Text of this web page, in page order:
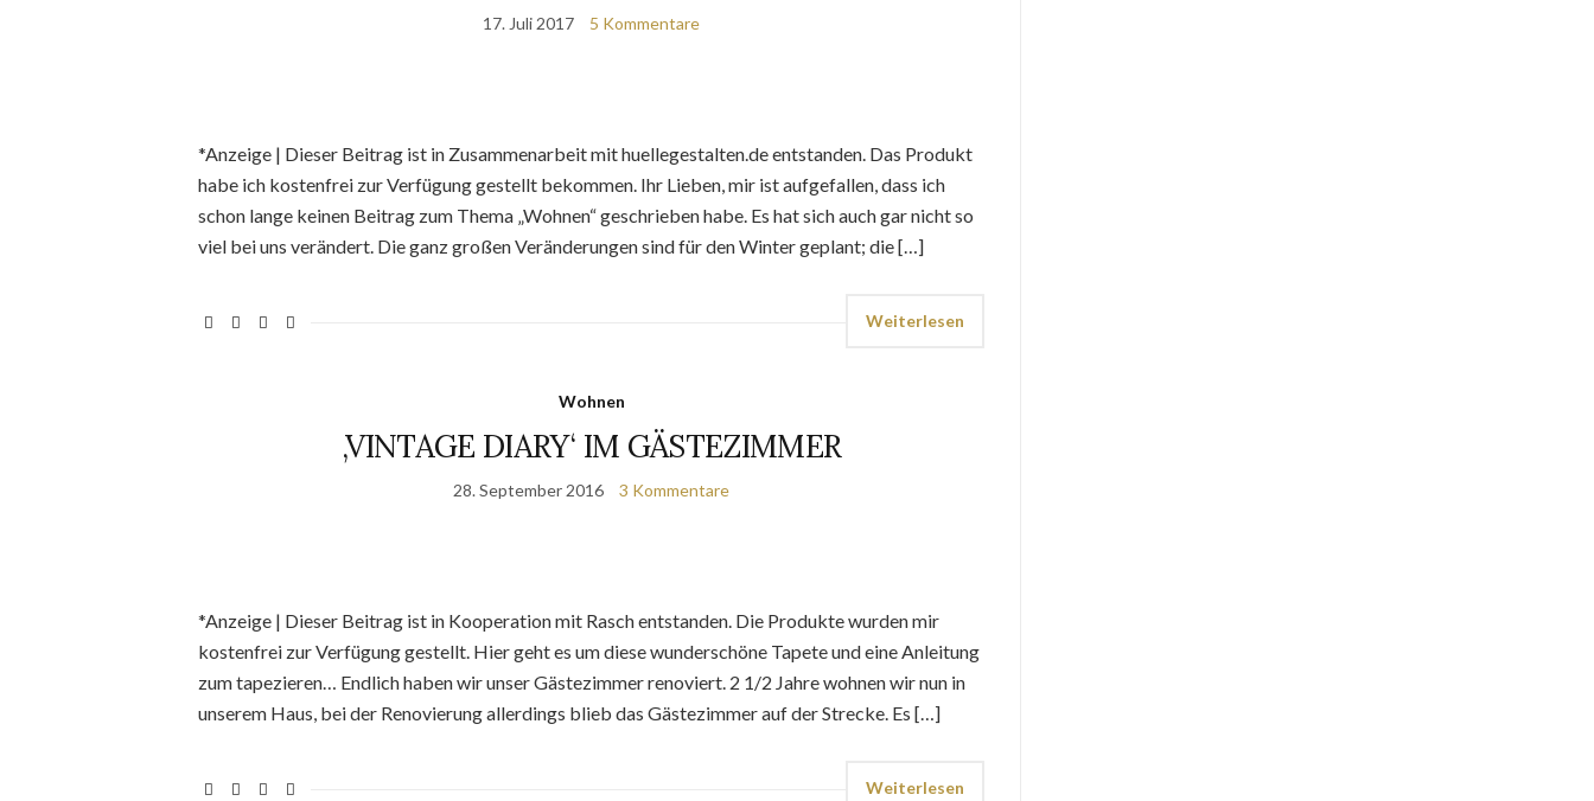
17. Juli 2017 5 Kommentare
*Anzeige | Dieser Beitrag ist in Zusammenarbeit mit huellegestalten.de entstanden. Das Produkt
habe ich kostenfrei zur Verfügung gestellt bekommen. Ihr Lieben, mir ist aufgefallen, dass ich
schon lange keinen Beitrag zum Thema „Wohnen“ geschrieben habe. Es hat sich auch gar nicht so
viel bei uns verändert. Die ganz großen Veränderungen sind für den Winter geplant; die […]
Weiterlesen
Wohnen
‚VINTAGE DIARY‘ IM GÄSTEZIMMER
28. September 2016 3 Kommentare
*Anzeige | Dieser Beitrag ist in Kooperation mit Rasch entstanden. Die Produkte wurden mir
kostenfrei zur Verfügung gestellt. Hier geht es um diese wunderschöne Tapete und eine Anleitung
zum tapezieren… Endlich haben wir unser Gästezimmer renoviert. 2 1/2 Jahre wohnen wir nun in
unserem Haus, bei der Renovierung allerdings blieb das Gästezimmer auf der Strecke. Es […]
Weiterlesen